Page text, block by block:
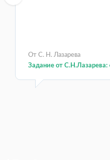
От С. Н. Лазарева
Задание от С.Н.Лазарева: